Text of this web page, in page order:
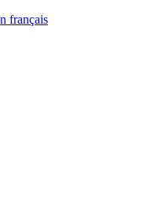
français